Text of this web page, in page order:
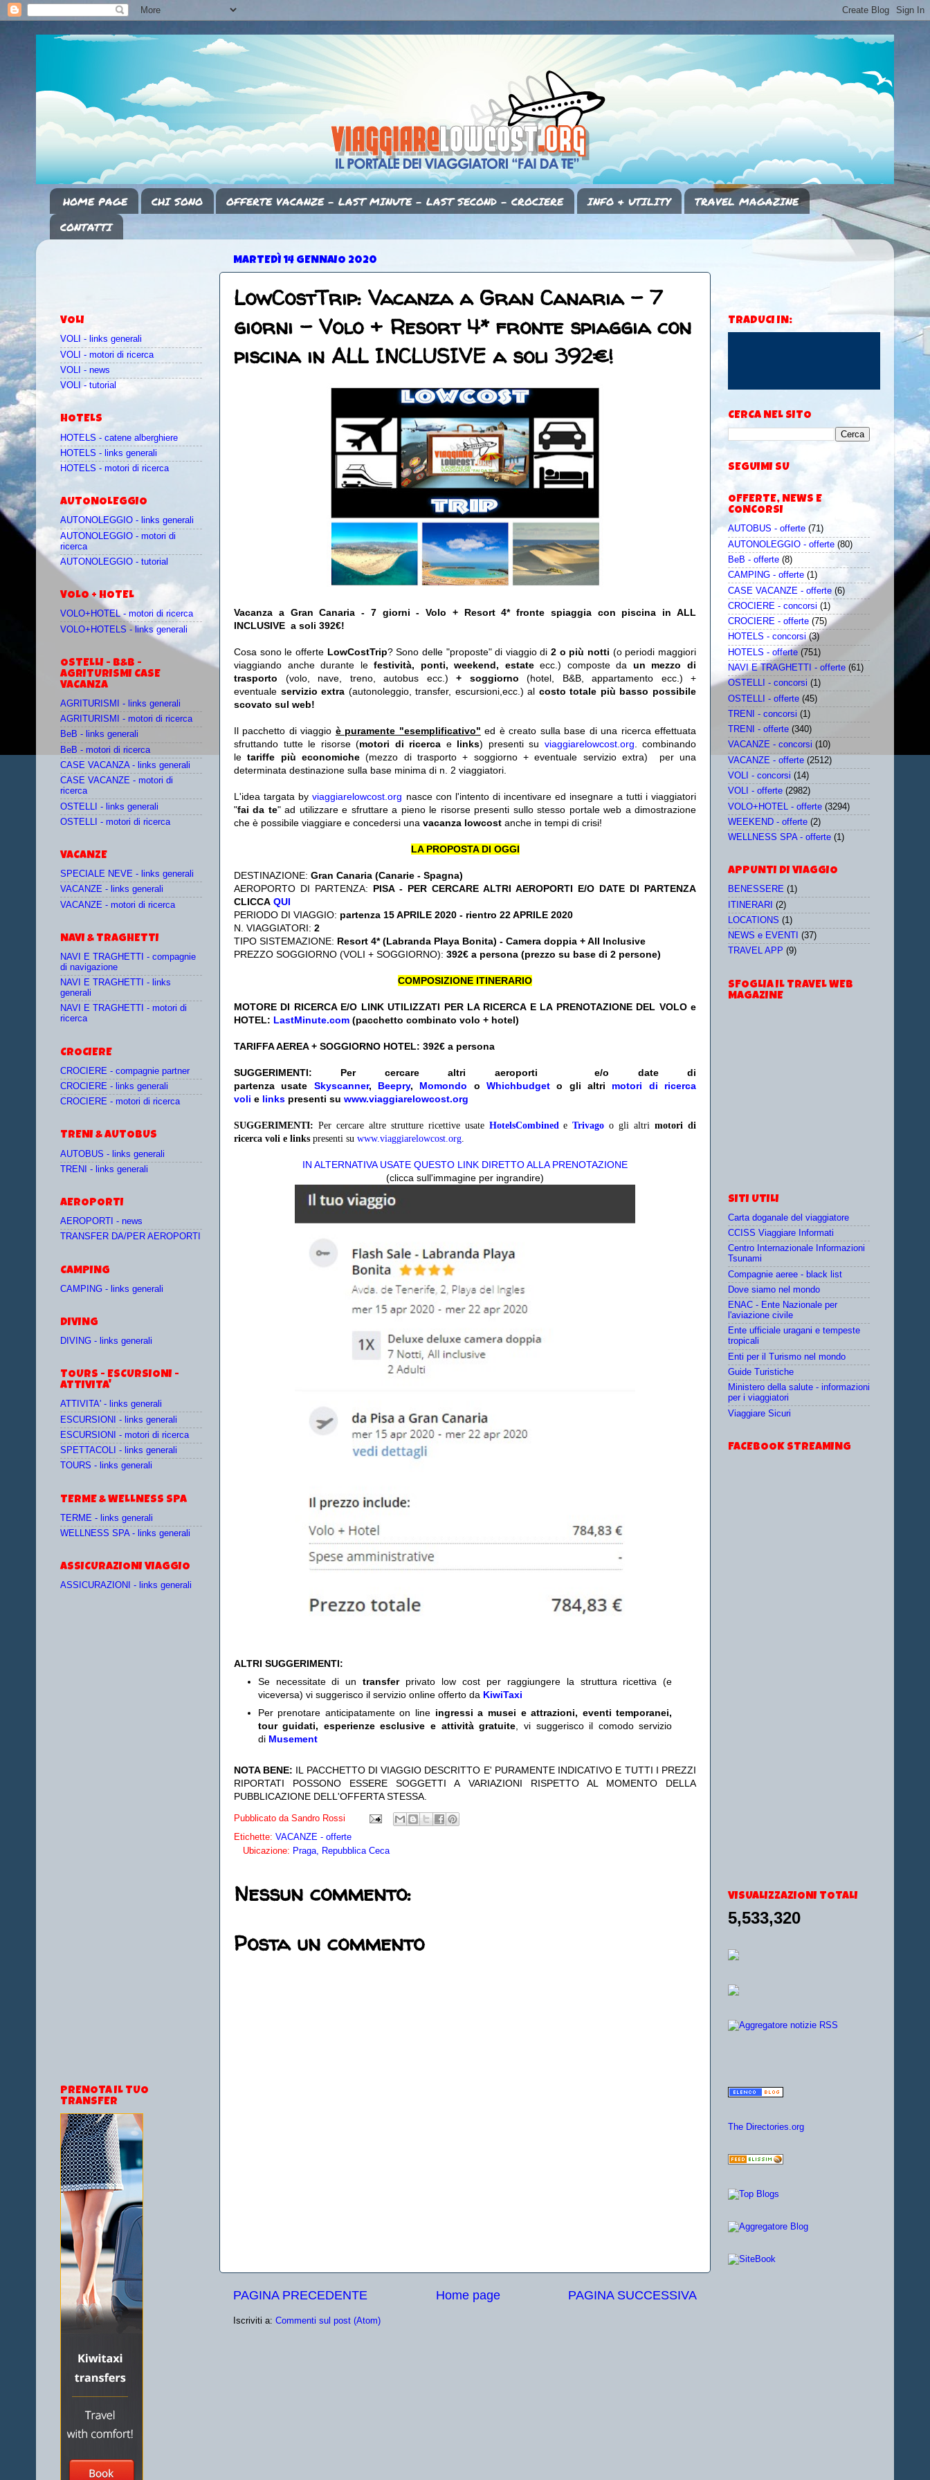
HOME PAGE CHI SONO OFFERTE VACANZE - LAST MINUTE - LAST SECOND - CROCIERE INFO & UTILITY
TRAVEL MAGAZINE
CONTATTI
MARTEDÌ 14 GENNAIO 2020
LowCostTrip: Vacanza a Gran Canaria - 7
giorni - Volo + Resort 4* fronte spiaggia con
piscina in ALL INCLUSIVE a soli 392€!
Vacanza a Gran Canaria - 7 giorni - Volo + Resort 4* fronte spiaggia con piscina in ALL
INCLUSIVE a soli 392€!
Cosa sono le offerte LowCostTrip? Sono delle "proposte" di viaggio di2 o più notti (o periodi maggiori
viaggiando anche durante lefestività, ponti, weekend, estateecc.) composte da un mezzo di
trasporto (volo, nave, treno, autobus ecc.) + soggiorno (hotel, B&B, appartamento ecc.) +
eventuale servizio extra (autonoleggio, transfer, escursioni,ecc.) al costo totale più basso possibile
scovato sul web!
Il pacchetto di viaggio è puramente "esemplificativo" ed è creato sulla base di una ricerca effettuata
sfruttando tutte le risorse (motori di ricerca e links) presenti su viaggiarelowcost.org . combinando
le tariffe più economiche(mezzo di trasporto + soggiorno + eventuale servizio extra)
per una
determinata destinazione sulla base minima di n. 2 viaggiatori.
L'idea targata byviaggiarelowcost.org nasce con l'intento di incentivare ed insegnare a tutti i viaggiatori
"fai da te" ad utilizzare e sfruttare a pieno le risorse presenti sullo stesso portale web a dimostrazione
che è possibile viaggiare e concedersi una vacanza lowcost anche in tempi di crisi!
LA PROPOSTA DI OGGI
DESTINAZIONE: Gran Canaria (Canarie - Spagna)
AEROPORTO DI PARTENZA: PISA - PER CERCARE ALTRI AEROPORTI E/O DATE DI PARTENZA
CLICCA QUI
PERIODO DI VIAGGIO: partenza 15 APRILE 2020 - rientro 22 APRILE 2020
N. VIAGGIATORI: 2
TIPO SISTEMAZIONE: Resort 4* (Labranda Playa Bonita) - Camera doppia + All Inclusive
PREZZO SOGGIORNO (VOLI + SOGGIORNO): 392€ a persona (prezzo su base di 2 persone)
COMPOSIZIONE ITINERARIO
MOTORE DI RICERCA E/O LINK UTILIZZATI PER LA RICERCA E LA PRENOTAZIONE DEL VOLO e
HOTEL: LastMinute.com (pacchetto combinato volo + hotel)
TARIFFA AEREA + SOGGIORNO HOTEL: 392€ a persona
SUGGERIMENTI: Per cercare altri aeroporti e/o date di
partenza usate Skyscanner, Beepry, Momondo oWhichbudget o gli altri motori di ricerca
voli e links presenti su www.viaggiarelowcost.org
SUGGERIMENTI: Per cercare altre strutture ricettive usate HotelsCombinedeTrivago o gli altrimotori di
ricerca voli e links presenti su www.viaggiarelowcost.org.
IN ALTERNATIVA USATE QUESTO LINK DIRETTO ALLA PRENOTAZIONE
(clicca sull'immagine per ingrandire)
ALTRI SUGGERIMENTI:
Se necessitate di untransfer privato low cost per raggiungere la struttura ricettiva (e
viceversa) vi suggerisco il servizio online offerto da KiwiTaxi
Per prenotare anticipatamente on line ingressi a musei e attrazioni, eventi temporanei,
tour guidati, esperienze esclusive e attività gratuite , vi suggerisco il comodo servizio
di Musement
NOTA BENE: IL PACCHETTO DI VIAGGIO DESCRITTO E' PURAMENTE INDICATIVO E TUTTI I PREZZI
RIPORTATI POSSONO ESSERE SOGGETTI A VARIAZIONI RISPETTO AL MOMENTO DELLA
PUBBLICAZIONE DELL'OFFERTA STESSA.
Pubblicato da Sandro Rossi
Etichette: VACANZE - offerte
Ubicazione: Praga, Repubblica Ceca
Nessun commento:
Posta un commento
PAGINA PRECEDENTE PAGINA SUCCESSIVA
Home page
Iscriviti a: Commenti sul post (Atom)
VOLI
VOLI - links generali
VOLI - motori di ricerca
VOLI - news
VOLI - tutorial
HOTELS
HOTELS - catene alberghiere
HOTELS - links generali
HOTELS - motori di ricerca
AUTONOLEGGIO
AUTONOLEGGIO - links generali
AUTONOLEGGIO - motori di
ricerca
AUTONOLEGGIO - tutorial
VOLO + HOTEL
VOLO+HOTEL - motori di ricerca
VOLO+HOTELS - links generali
OSTELLI - B&B -
AGRITURISMI CASE
VACANZA
AGRITURISMI - links generali
AGRITURISMI - motori di ricerca
BeB - links generali
BeB - motori di ricerca
CASE VACANZA - links generali
CASE VACANZE - motori di
ricerca
OSTELLI - links generali
OSTELLI - motori di ricerca
VACANZE
SPECIALE NEVE - links generali
VACANZE - links generali
VACANZE - motori di ricerca
NAVI & TRAGHETTI
NAVI E TRAGHETTI - compagnie
di navigazione
NAVI E TRAGHETTI - links
generali
NAVI E TRAGHETTI - motori di
ricerca
CROCIERE
CROCIERE - compagnie partner
CROCIERE - links generali
CROCIERE - motori di ricerca
TRENI & AUTOBUS
AUTOBUS - links generali
TRENI - links generali
AEROPORTI
AEROPORTI - news
TRANSFER DA/PER AEROPORTI
CAMPING
CAMPING - links generali
DIVING
DIVING - links generali
TOURS - ESCURSIONI -
ATTIVITA'
ATTIVITA' - links generali
ESCURSIONI - links generali
ESCURSIONI - motori di ricerca
SPETTACOLI - links generali
TOURS - links generali
TERME & WELLNESS SPA
TERME - links generali
WELLNESS SPA - links generali
ASSICURAZIONI VIAGGIO
ASSICURAZIONI - links generali
PRENOTA IL TUO
TRANSFER
TRADUCI IN:
CERCA NEL SITO
SEGUIMI SU
OFFERTE, NEWS E
CONCORSI
AUTOBUS - offerte (71)
AUTONOLEGGIO - offerte (80)
BeB - offerte (8)
CAMPING - offerte (1)
CASE VACANZE - offerte (6)
CROCIERE - concorsi (1)
CROCIERE - offerte (75)
HOTELS - concorsi (3)
HOTELS - offerte (751)
NAVI E TRAGHETTI - offerte (61)
OSTELLI - concorsi (1)
OSTELLI - offerte (45)
TRENI - concorsi (1)
TRENI - offerte (340)
VACANZE - concorsi (10)
VACANZE - offerte (2512)
VOLI - concorsi (14)
VOLI - offerte (2982)
VOLO+HOTEL - offerte (3294)
WEEKEND - offerte (2)
WELLNESS SPA - offerte (1)
APPUNTI DI VIAGGIO
BENESSERE (1)
ITINERARI (2)
LOCATIONS (1)
NEWS e EVENTI
(37)
TRAVEL APP (9)
SFOGLIA IL TRAVEL WEB
MAGAZINE
SITI UTILI
Carta doganale del viaggiatore
CCISS Viaggiare Informati
Centro Internazionale Informazioni
Tsunami
Compagnie aeree - black list
Dove siamo nel mondo
ENAC - Ente Nazionale per
l'aviazione civile
Ente ufficiale uragani e tempeste
tropicali
Enti per il Turismo nel mondo
Guide Turistiche
Ministero della salute - informazioni
per i viaggiatori
Viaggiare Sicuri
FACEBOOK STREAMING
VISUALIZZAZIONI TOTALI
5,533,320
The Directories.org